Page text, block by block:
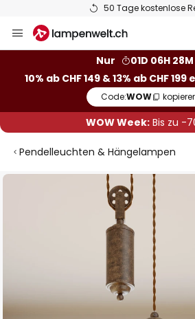
50 Tage kostenlose
Inhalt
Nur
01D 06H 28M
10% ab CHF 149 & 13% ab CHF
Code:WOW
WOW Week:Bis zu -
Pendelleuchten & Hängelampen
Zum